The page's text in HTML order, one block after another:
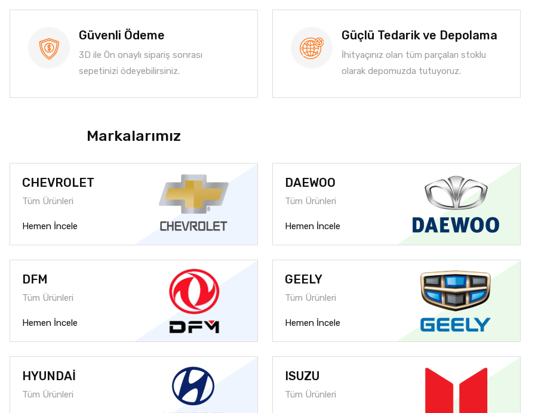
Güvenli Ödeme
3D ile Ön onaylı sipariş sonrası
sepetinizi ödeyebilirsiniz.
Güçlü Tedarik ve Depolama
İhityaçınız olan tüm parçaları stoklu
olarak depomuzda tutuyoruz.
Markalarımız
CHEVROLET
Tüm Ürünleri
Hemen İncele
DAEWOO
Tüm Ürünleri
Hemen İncele
DFM
Tüm Ürünleri
Hemen İncele
GEELY
Tüm Ürünleri
Hemen İncele
HYUNDAİ
Tüm Ürünleri
ISUZU
Tüm Ürünleri